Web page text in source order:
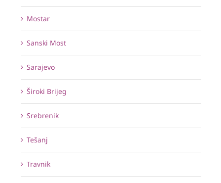
Mostar
Sanski Most
Sarajevo
Široki Brijeg
Srebrenik
Tešanj
Travnik